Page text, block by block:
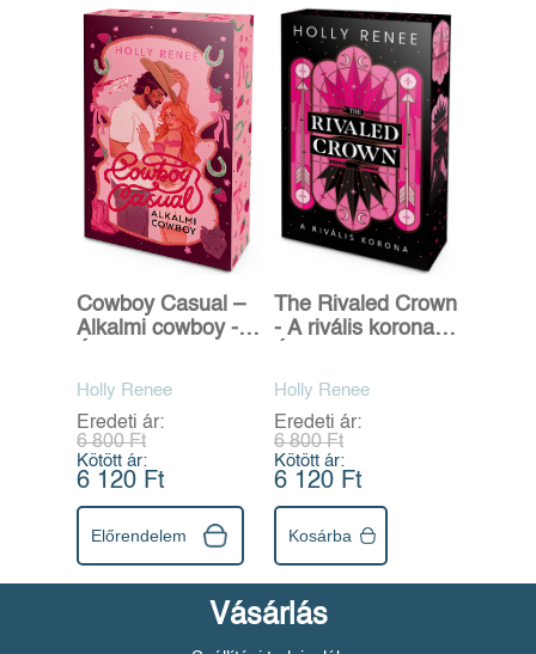
Cowboy Casual –
Alkalmi cowboy -
Holly Renee
Eredeti ár:
6 800 Ft
Kötött ár:
6 120 Ft
Előrendelem
The Rivaled Crown
- A rivális korona -
Holly Renee
Eredeti ár:
6 800 Ft
Kötött ár:
6 120 Ft
Kosárba
Vásárlás